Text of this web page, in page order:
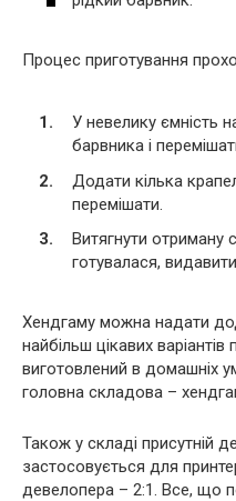
Процес приготування
У невелику ємність
барвника і
Додати кілька
перемішати.
Витягнути отриману
готувалася,
Хендгаму можна надати
найбільш цікавих
виготовлений в домашніх
головна складова –
Також у складі присутній
застосовується для
девелопера – 2:1. Все, що